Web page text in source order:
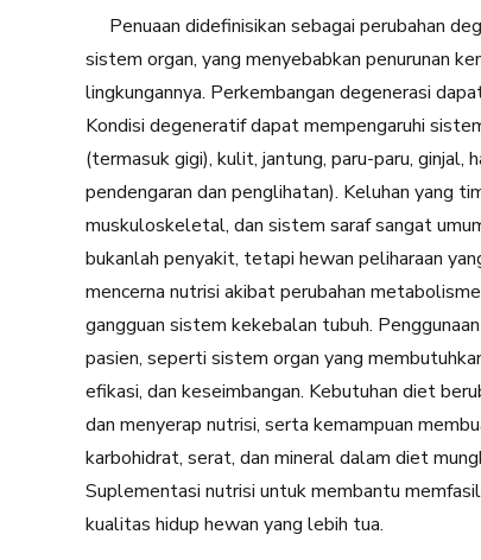
Penuaan didefinisikan sebagai perubahan
sistem organ, yang menyebabkan penurunan
lingkungannya. Perkembangan degenerasi
Kondisi degeneratif dapat mempengaruhi
(termasuk gigi), kulit, jantung, paru-paru, ginjal,
pendengaran dan penglihatan). Keluhan yang
muskuloskeletal, dan sistem saraf sangat
bukanlah penyakit, tetapi hewan peliharaan
mencerna nutrisi akibat perubahan
gangguan sistem kekebalan tubuh.
pasien, seperti sistem organ yang
efikasi, dan keseimbangan. Kebutuhan diet
dan menyerap nutrisi, serta kemampuan
karbohidrat, serat, dan mineral dalam diet
Suplementasi nutrisi untuk membantu
kualitas hidup hewan yang lebih tua.